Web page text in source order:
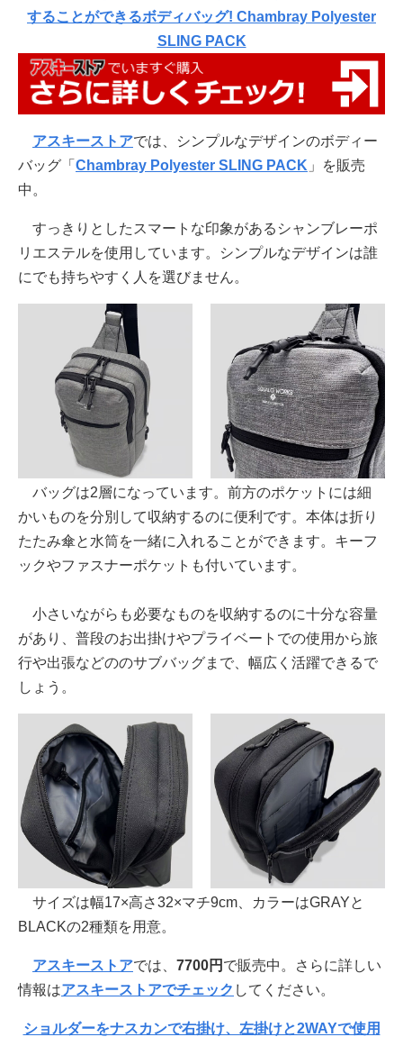
することができるボディバッグ! Chambray Polyester
SLING PACK
アスキーストアでは、シンプルなデザインのボディー
バッグ「 Chambray Polyester SLING PACK 」を販売
中。
すっきりとしたスマートな印象があるシャンブレーポ
リエステルを使用しています。シンプルなデザインは誰
にでも持ちやすく人を選びません。
バッグは2層になっています。前方のポケットには細
かいものを分別して収納するのに便利です。本体は折り
たたみ傘と水筒を一緒に入れることができます。キーフ
ックやファスナーポケットも付いています。
小さいながらも必要なものを収納するのに十分な容量
があり、普段のお出掛けやプライベートでの使用から旅
行や出張などののサブバッグまで、幅広く活躍できるで
しょう。
サイズは幅17×高さ32×マチ9cm、カラーはGRAYと
BLACKの2種類を用意。
アスキーストアでは、 7700円 で販売中。さらに詳しい
情報はアスキーストアでチェック してください。
ショルダーをナスカンで右掛け、左掛けと2WAYで使用